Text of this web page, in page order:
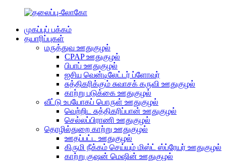
முகப்புப் பக்கம்
தயாரிப்புகள்
மருத்துவ ஊதுகுழல்
CPAP ஊதுகுழல்
பிபாப் ஊதுகுழல்
ஐசியு வென்டிலேட்டர் ப்ளோவர்
சுத்திகரிக்கும் சுவாசக் கருவி ஊதுகுழல்
காற்று படுக்கை ஊதுகுழல்
வீட்டு உபயோகப் பொருள் ஊதுகுழல்
வெற்றிட சுத்திகரிப்பான் ஊதுகுழல்
செல்லப்பிராணி ஊதுகுழல்
தொழில்துறை காற்று ஊதுகுழல்
ஊதப்பட்ட ஊதுகுழல்
கிருமி நீக்கம் செய்யும் மிஸ்ட் ஸ்ப்ரேயர் ஊதுகுழல்
காற்று குஷன் மெஷின் ஊதுகுழல்